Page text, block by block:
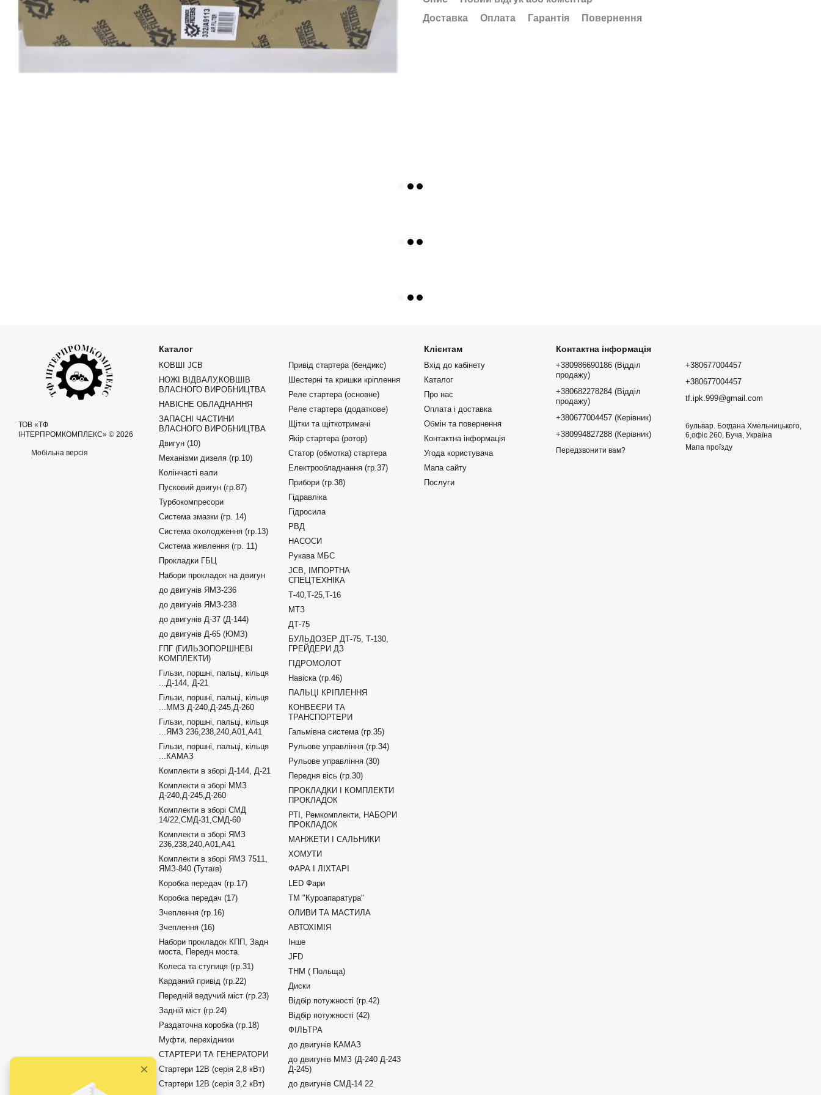
Доставка
Оплата Гарантія Повернення
ТОВ «ТФ
ІНТЕРПРОМКОМПЛЕКС» © 2026
Мобільна версія
Каталог
КОВШІ JCB
НОЖІ ВІДВАЛУ,КОВШІВ
ВЛАСНОГО ВИРОБНИЦТВА
НАВІСНЕ ОБЛАДНАННЯ
ЗАПАСНІ ЧАСТИНИ
ВЛАСНОГО ВИРОБНИЦТВА
Двигун (10)
Механізми дизеля (гр.10)
Колінчасті вали
Пусковий двигун (гр.87)
Турбокомпресори
Система змазки (гр. 14)
Система охолодження (гр.13)
Система живлення (гр. 11)
Прокладки ГБЦ
Набори прокладок на двигун
до двигунів ЯМЗ-236
до двигунів ЯМЗ-238
до двигунів Д-37 (Д-144)
до двигунів Д-65 (ЮМЗ)
ГПГ (ГИЛЬЗОПОРШНЕВІ
КОМПЛЕКТИ)
Гільзи, поршні, пальці, кільця
...Д-144, Д-21
Гільзи, поршні, пальці, кільця
...ММЗ Д-240,Д-245,Д-260
Гільзи, поршні, пальці, кільця
...ЯМЗ 236,238,240,А01,А41
Гільзи, поршні, пальці, кільця
...КАМАЗ
Комплекти в зборі Д-144, Д-21
Комплекти в зборі ММЗ
Д-240,Д-245,Д-260
Комплекти в зборі СМД
14/22,СМД-31,СМД-60
Комплекти в зборі ЯМЗ
236,238,240,А01,А41
Комплекти в зборі ЯМЗ 7511,
ЯМЗ-840 (Тутаїв)
Коробка передач (гр.17)
Коробка передач (17)
Зчеплення (гр.16)
Зчеплення (16)
Набори прокладок КПП, Задн
моста, Передн моста.
Колеса та ступиця (гр.31)
Карданий привід (гр.22)
Передній ведучий міст (гр.23)
Задній міст (гр.24)
Раздаточна коробка (гр.18)
Муфти, перехідники
СТАРТЕРИ ТА ГЕНЕРАТОРИ
Стартери 12В (серія 2,8 кВт)
Стартери 12В (серія 3,2 кВт)
Привід стартера (бендикс)
Шестерні та кришки кріплення
Реле стартера (основне)
Реле стартера (додаткове)
Щітки та щіткотримачі
Якір стартера (ротор)
Статор (обмотка) стартера
Електрообладнання (гр.37)
Прибори (гр.38)
Гідравліка
Гідросила
РВД
НАСОСИ
Рукава МБС
JCB, ІМПОРТНА
СПЕЦТЕХНІКА
Т-40,Т-25,Т-16
МТЗ
ДТ-75
БУЛЬДОЗЕР ДТ-75, Т-130,
ГРЕЙДЕРИ ДЗ
ГІДРОМОЛОТ
Навіска (гр.46)
ПАЛЬЦІ КРІПЛЕННЯ
КОНВЕЄРИ ТА
ТРАНСПОРТЕРИ
Гальмівна система (гр.35)
Рульове управління (гр.34)
Рульове управління (30)
Передня вісь (гр.30)
ПРОКЛАДКИ І КОМПЛЕКТИ
ПРОКЛАДОК
РТІ, Ремкомплекти, НАБОРИ
ПРОКЛАДОК
МАНЖЕТИ І САЛЬНИКИ
ХОМУТИ
ФАРА І ЛІХТАРІ
LED Фари
ТМ "Куроапаратура"
ОЛИВИ ТА МАСТИЛА
АВТОХІМІЯ
Інше
JFD
ТНМ ( Польща)
Диски
Відбір потужності (гр.42)
Відбір потужності (42)
ФІЛЬТРА
до двигунів КАМАЗ
до двигунів ММЗ (Д-240 Д-243
Д-245)
до двигунів СМД-14 22
Клієнтам
Вхід до кабінету
Каталог
Про нас
Оплата і доставка
Обмін та повернення
Контактна інформація
Угода користувача
Мапа сайту
Послуги
Контактна інформація
+380986690186 (Відділ
продажу)
+380682278284 (Відділ
продажу)
+380677004457 (Керівник)
+380994827288 (Керівник)
Передзвонити вам?
+380677004457
+380677004457
tf.ipk.999@gmail.com
бульвар. Богдана Хмельницького,
6,офіс 260, Буча, Україна
Мапа проїзду